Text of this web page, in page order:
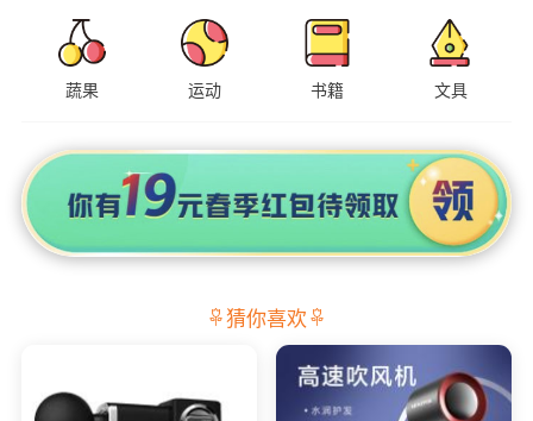
蔬果 运动 书籍 文具
猜你喜欢